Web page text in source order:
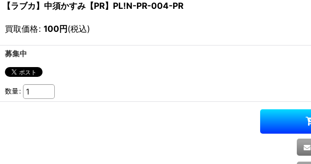
【ラブカ】中須かすみ【PR】PL!N-PR-004-PR
買取価格: 100円(税込)
募集中
数量: